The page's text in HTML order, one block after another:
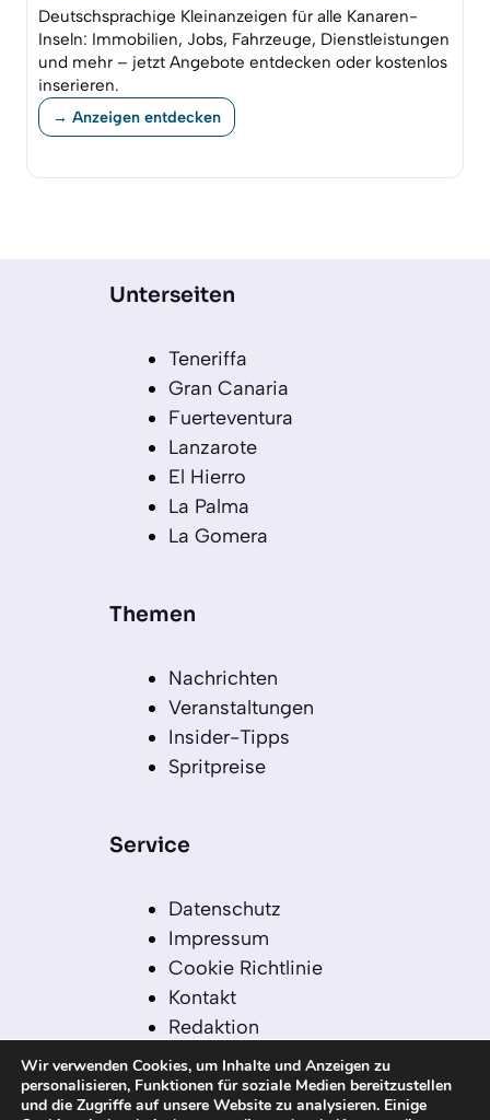
Deutschsprachige Kleinanzeigen für alle Kanaren-
Inseln: Immobilien, Jobs, Fahrzeuge, Dienstleistungen
und mehr – jetzt Angebote entdecken oder kostenlos
inserieren.
→ Anzeigen entdecken
Unterseiten
Teneriffa
Gran Canaria
Fuerteventura
Lanzarote
El Hierro
La Palma
La Gomera
Themen
Nachrichten
Veranstaltungen
Insider-Tipps
Spritpreise
Service
Datenschutz
Impressum
Cookie Richtlinie
Kontakt
Redaktion
Redaktionelle Leitlinien
Sitemap
Wir verwenden Cookies, um Inhalte und Anzeigen zu
personalisieren, Funktionen für soziale Medien bereitzustellen
und die Zugriffe auf unsere Website zu analysieren. Einige